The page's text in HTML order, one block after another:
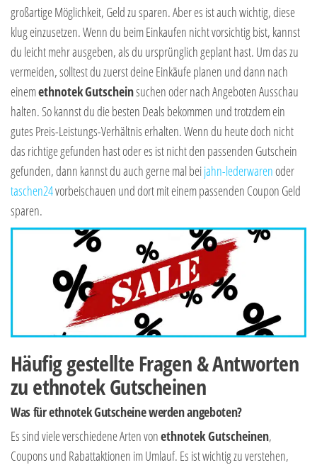
großartige Möglichkeit, Geld zu sparen. Aber es ist auch wichtig, diese
klug einzusetzen. Wenn du beim Einkaufen nicht vorsichtig bist, kannst
du leicht mehr ausgeben, als du ursprünglich geplant hast. Um das zu
vermeiden, solltest du zuerst deine Einkäufe planen und dann nach
einemethnotekGutscheinsuchen oder nach Angeboten Ausschau
halten. So kannst du die besten Deals bekommen und trotzdem ein
gutes Preis-Leistungs-Verhältnis erhalten. Wenn du heute doch nicht
das richtige gefunden hast oder es ist nicht den passenden Gutschein
gefunden, dann kannst du auch gerne mal beijahn-lederwarenoder
taschen24vorbeischauen und dort mit einem passenden Coupon Geld
sparen.
Häufig gestellte Fragen & Antworten
zu ethnotek Gutscheinen
Was für ethnotek Gutscheine werden angeboten?
Es sind viele verschiedene Arten vonethnotek Gutscheinen,
Coupons und Rabattaktionen im Umlauf. Es ist wichtig zu verstehen,